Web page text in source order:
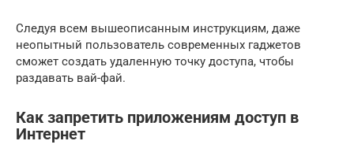
Следуя всем вышеописанным инструкциям, даже
неопытный пользователь современных гаджетов
сможет создать удаленную точку доступа, чтобы
раздавать вай-фай.
Как запретить приложениям доступ в
Интернет